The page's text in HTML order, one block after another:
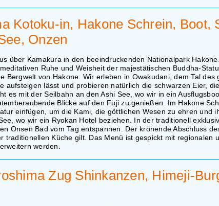
Kotoku-in, Hakone Schrein, Boot,
Onzen
über Kamakura in den beeindruckenden Nationalpark
Ruhe und Weisheit der majestätischen Buddha-
Bergwelt von Hakone. Wir erleben in Owakudani, dem Tal des
aufsteigen lässt und probieren natürlich die schwarzen Eier,
es mit der Seilbahn an den Ashi See, wo wir in ein
Blicke auf den Fuji zu genießen. Im Hakone
einfügen, um die Kami, die göttlichen Wesen zu ehren und
wo wir ein Ryokan Hotel beziehen. In der traditionell
Onsen Bad vom Tag entspannen. Der krönende Abschluss
traditionellen Küche gilt. Das Menü ist gespickt mit regionalen
werden.
Zug Shinkanzen, Himeji-